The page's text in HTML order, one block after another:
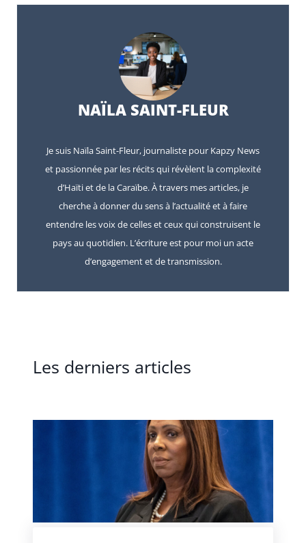
NAÏLA SAINT-FLEUR
Je suis Naïla Saint-Fleur, journaliste pour Kapzy News
et passionnée par les récits qui révèlent la complexité
d’Haïti et de la Caraïbe. À travers mes articles, je
cherche à donner du sens à l’actualité et à faire
entendre les voix de celles et ceux qui construisent le
pays au quotidien. L’écriture est pour moi un acte
d’engagement et de transmission.
Les derniers articles